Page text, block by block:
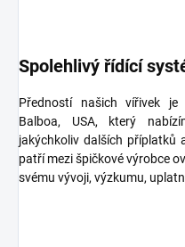
Spolehlivý řídící
Předností našich vířivek
Balboa, USA, který
jakýchkoliv dalších příplatků
patří mezi špičkové výrobce
svému vývoji, výzkumu,